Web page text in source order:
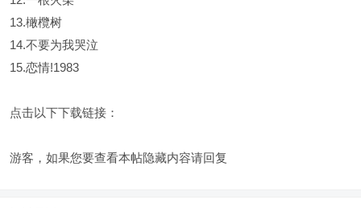
13.橄欖树
14.不要为我哭泣
15.恋情!1983
点击以下下载链接：
游客，如果您要查看本帖隐藏内容请回复